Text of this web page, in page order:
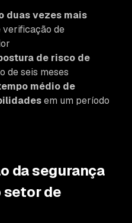
duas vezes mais
verificação de
de risco de
de seis meses
médio de
em um período
da segurança
setor de